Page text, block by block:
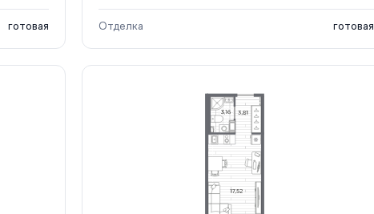
готовая Отделка готовая